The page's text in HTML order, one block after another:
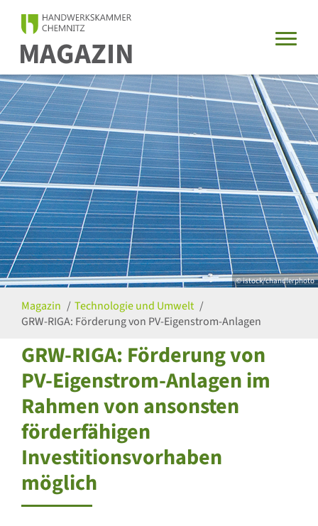
MAGAZIN
© istock/chandlerphoto
Magazin
Technologie und Umwelt
GRW-RIGA: Förderung von PV-Eigenstrom-Anlagen
GRW-RIGA: Förderung von
PV-Eigenstrom-Anlagen im
Rahmen von ansonsten
förderfähigen
Investitionsvorhaben
möglich